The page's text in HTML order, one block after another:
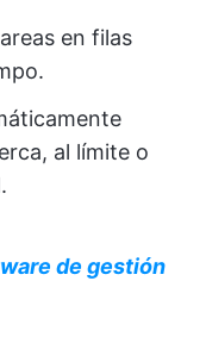
en filas
al límite o
de gestión